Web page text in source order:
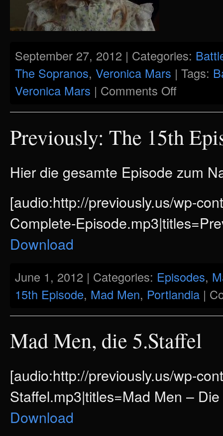
September 27, 2012 | Categories:
The Sopranos, Veronica Mars | Tags:
Veronica Mars | Comments Off
–
Shortcut
Stories
Previously: The 15th
Hier die gesamte Episode zum
[audio:http://previously.us/wp-
Complete-
Download
June 1, 2012 | Categories: Episodes,
15th Episode, Mad Men, Portlandia |
Mad Men, die 5.Staffel
[audio:http://previously.us/wp-
Staffel.mp3|titles=Mad Men –
Download